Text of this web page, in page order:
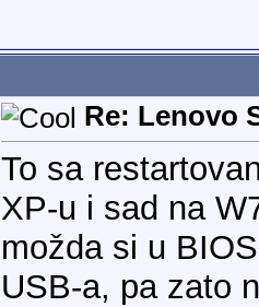
Re: Lenovo
To sa
XP-u i sad na
možda si u
USB-a, pa zato